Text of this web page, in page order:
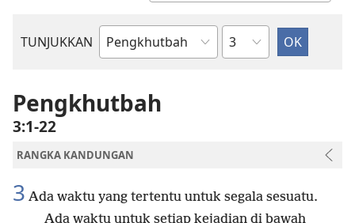
TUNJUKKAN
Buku
Bab
Pengkhutbah
3:1-22
RANGKA KANDUNGAN
3 Ada waktu yang tertentu untuk segala sesuatu.
Ada waktu untuk setiap kejadian di bawah